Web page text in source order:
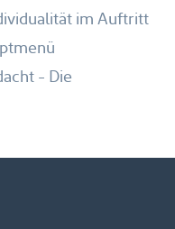
im Auftritt
- Die